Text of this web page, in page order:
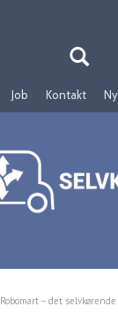
Job Kontakt
Robomart – det